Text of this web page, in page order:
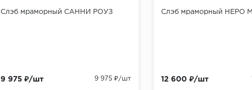
Слэб мраморный САННИ РОУЗ
9 975 ₽/шт 9 975 ₽/шт
Слэб мраморный НЕРО
12 600 ₽/шт